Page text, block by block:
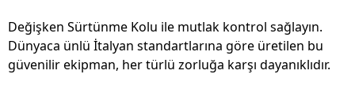
Değişken Sürtünme Kolu ile mutlak kontrol sağlayın.
Dünyaca ünlü İtalyan standartlarına göre üretilen bu
güvenilir ekipman, her türlü zorluğa karşı dayanıklıdır.